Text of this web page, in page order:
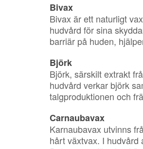
Bivax
Bivax är ett naturligt
hudvård för sina
barriär på huden,
Björk
Björk, särskilt extrakt
hudvård verkar björk
talgproduktionen och
Carnaubavax
Karnaubavax utvinns
hårt växtvax. I hudvård